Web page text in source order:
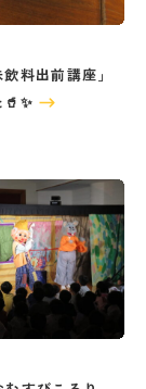
料出前講座」